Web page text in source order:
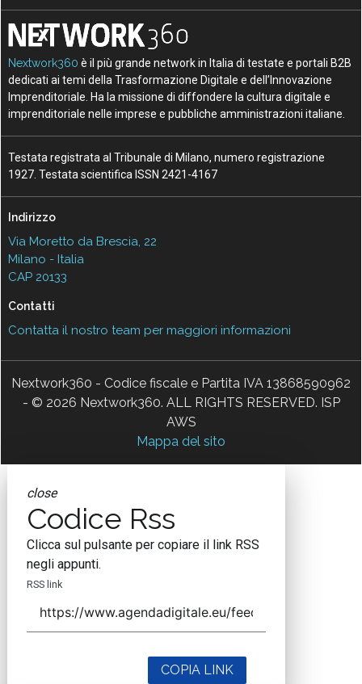
Nextwork360 è il più grande network in Italia di testate e portali B2B
dedicati ai temi della Trasformazione Digitale e dell’Innovazione
Imprenditoriale. Ha la missione di diffondere la cultura digitale e
imprenditoriale nelle imprese e pubbliche amministrazioni italiane.
Testata registrata al Tribunale di Milano, numero registrazione
1927. Testata scientifica ISSN 2421-4167
Indirizzo
Via Moretto da Brescia, 22
Milano - Italia
CAP 20133
Contatti
Contatta il nostro team per maggiori informazioni
Nextwork360 - Codice fiscale e Partita IVA 13868590962
- © 2026 Nextwork360. ALL RIGHTS RESERVED. ISP
AWS
Mappa del sito
close
Codice Rss
Clicca sul pulsante per copiare il link RSS
negli appunti.
RSS link
COPIA LINK